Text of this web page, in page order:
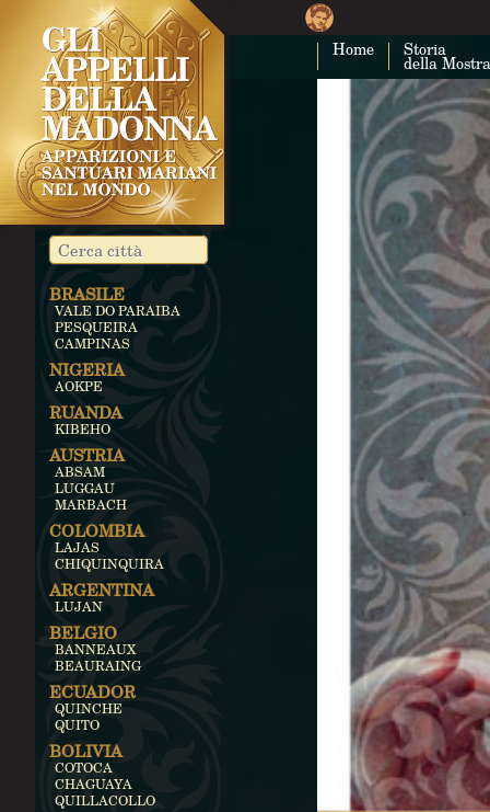
Home Storia
della Mostra
BRASILE
VALE DO PARAIBA
PESQUEIRA
CAMPINAS
NIGERIA
AOKPE
RUANDA
KIBEHO
AUSTRIA
ABSAM
LUGGAU
MARBACH
COLOMBIA
LAJAS
CHIQUINQUIRA
ARGENTINA
LUJAN
BELGIO
BANNEAUX
BEAURAING
ECUADOR
QUINCHE
QUITO
BOLIVIA
COTOCA
CHAGUAYA
QUILLACOLLO